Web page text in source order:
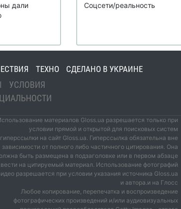
дали
Соцсети/реальность
ТЕХНО СДЕЛАНО В УКРАИНЕ
УСЛОВИЯ
материалов Gloss.ua разрешается только при
условии прямой и открытой для поисковых систем
гиперссылки на сайт Gloss.ua. Гиперссылка обязательна вне
зависимости от полного либо частичного цитирования. Она
быть размещена в подзаголовке или в первом абзаце
вести на цитируемый материал. Использование фотографий
разрешается при условии указания источника Gloss.ua
и автора.и на Глосс
Любое копирование, перепечатка и воспроизведение
фотографических произведений и/или аудиовизуальных